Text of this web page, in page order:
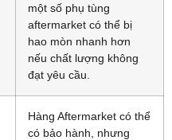
một số phụ tùng
aftermarket có thể bị
hao mòn nhanh hơn
nếu chất lượng không
đạt yêu cầu.
Hàng Aftermarket có thể
có bảo hành, nhưng